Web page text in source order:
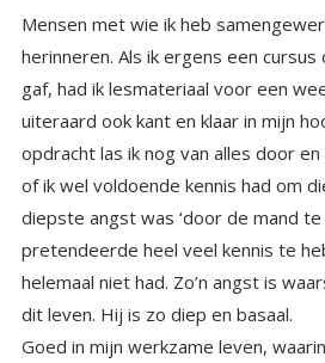
Mensen met wie ik heb
herinneren. Als ik ergens een cursus of
gaf, had ik lesmateriaal voor een
uiteraard ook kant en klaar in mijn
opdracht las ik nog van alles door en
of ik wel voldoende kennis had om
diepste angst was ‘door de mand te
pretendeerde heel veel kennis te
helemaal niet had. Zo’n angst is
dit leven. Hij is zo diep en basaal.
Goed in mijn werkzame leven,
probeerde ‘het goede’ te doen,
krampachtig dan vroeger, kwamen
allerlei dingen op mijn pad die me
van de oude angsten. Ik leerde mijn
zondige lichaam) te waarderen en
leerde mijzelf te waarderen, ik leerde
dingen zoals muziek en kunst, en
manieren zijn waarop je naar het
vele manieren zijn om ‘het goede’
werd zorgelozer. Maar er zaten